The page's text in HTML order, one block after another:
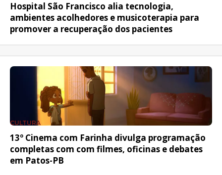
Hospital São Francisco alia tecnologia,
ambientes acolhedores e musicoterapia para
promover a recuperação dos pacientes
CULTURA
13º Cinema com Farinha divulga programação
completas com com filmes, oficinas e debates
em Patos-PB